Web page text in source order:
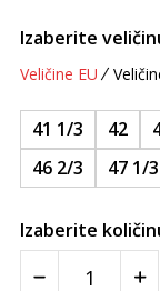
Izaberite
Veličine EU
41 1/3 42
46 2/3
47 1/3
Izaberite